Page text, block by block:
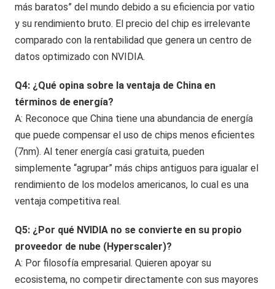
más baratos” del mundo debido a su eficiencia por vatio
y su rendimiento bruto. El precio del chip es irrelevante
comparado con la rentabilidad que genera un centro de
datos optimizado con NVIDIA.
Q4: ¿Qué opina sobre la ventaja de China en
términos de energía?
A: Reconoce que China tiene una abundancia de energía
que puede compensar el uso de chips menos eficientes
(7nm). Al tener energía casi gratuita, pueden
simplemente “agrupar” más chips antiguos para igualar el
rendimiento de los modelos americanos, lo cual es una
ventaja competitiva real.
Q5: ¿Por qué NVIDIA no se convierte en su propio
proveedor de nube (Hyperscaler)?
A: Por filosofía empresarial. Quieren apoyar su
ecosistema, no competir directamente con sus mayores